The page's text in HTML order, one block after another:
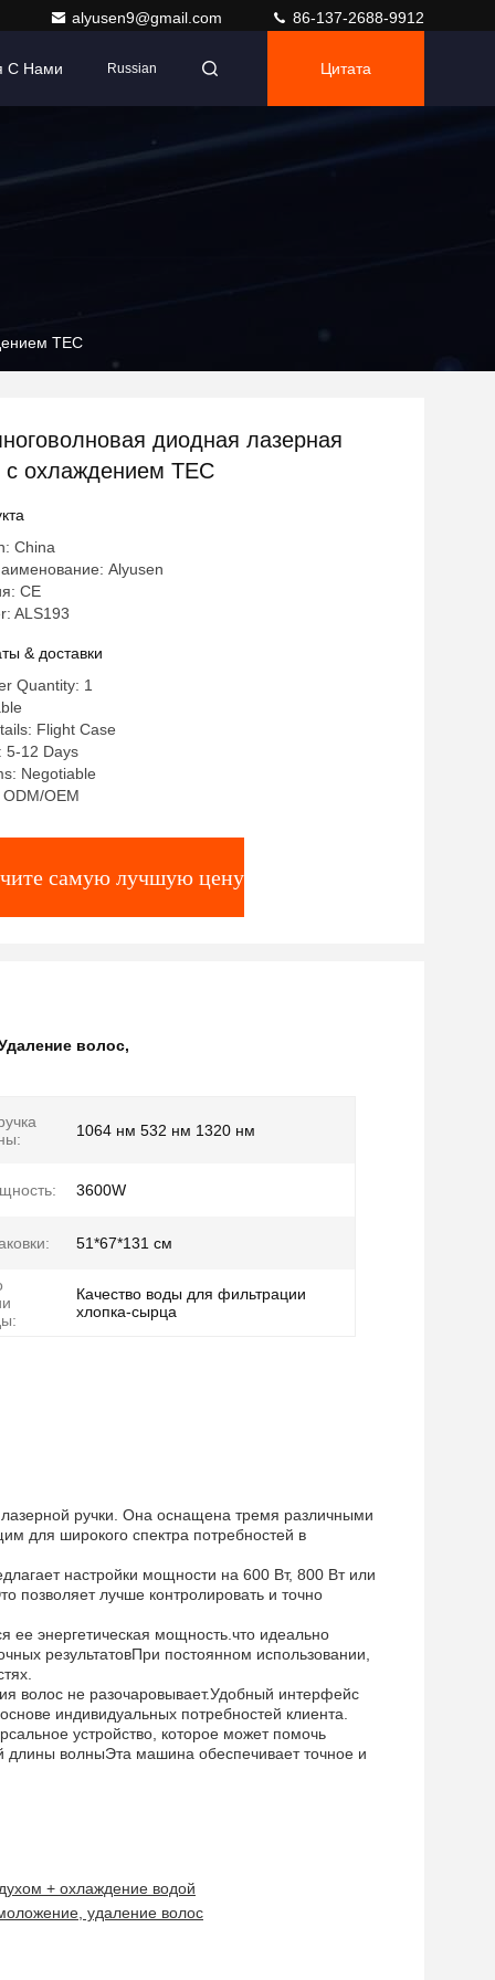
alyusen9@gmail.com 86-137-2688-9912
С Нами Russian Цитата
TEC
диодная лазерная
с охлаждением TEC
China
Alyusen
CE
ALS193
& доставки
Quantity: 1
Flight Case
5-12 Days
Negotiable
OEM
самую лучшую цену
волос,
1064 нм 532 нм 1320 нм
3600W
51*67*131 см
Качество воды для фильтрации
хлопка-сырца
ручки. Она оснащена тремя различными
для широкого спектра потребностей в
настройки мощности на 600 Вт, 800 Вт или
позволяет лучше контролировать и точно
энергетическая мощность.что идеально
результатовПри постоянном использовании,
волос не разочаровывает.Удобный интерфейс
индивидуальных потребностей клиента.
устройство, которое может помочь
длины волныЭта машина обеспечивает точное и
+ охлаждение водой
удаление волос